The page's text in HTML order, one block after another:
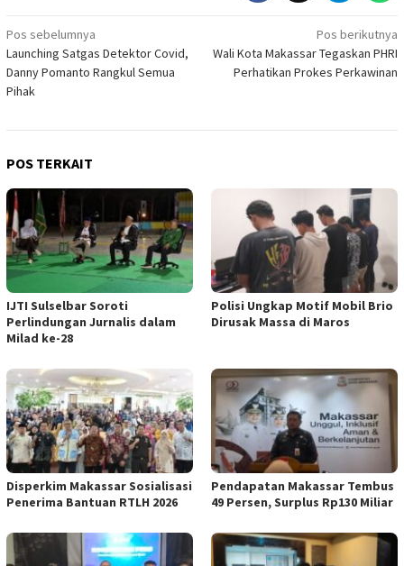
Navigasi
pos
Pos sebelumnya
Launching Satgas Detektor Covid,
Danny Pomanto Rangkul Semua
Pihak
Pos berikutnya
Wali Kota Makassar Tegaskan PHRI
Perhatikan Prokes Perkawinan
POS TERKAIT
IJTI Sulselbar Soroti
Perlindungan Jurnalis dalam
Milad ke-28
Polisi Ungkap Motif Mobil Brio
Dirusak Massa di Maros
Disperkim Makassar Sosialisasi
Penerima Bantuan RTLH 2026
Pendapatan Makassar Tembus
49 Persen, Surplus Rp130 Miliar